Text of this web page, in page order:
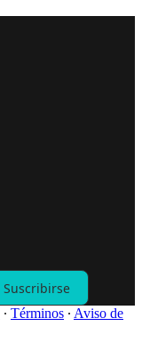
Suscribirse
∙ Términos ∙ Aviso de